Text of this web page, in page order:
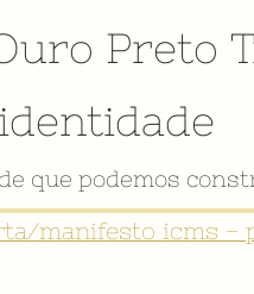
Preto
que podemos
manifesto icms -